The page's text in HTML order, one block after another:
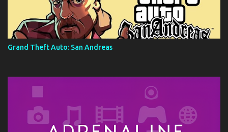
Grand Theft Auto: San Andreas